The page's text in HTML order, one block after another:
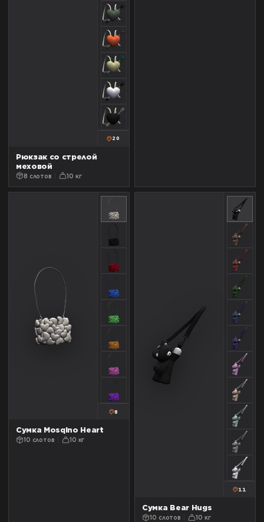
20
Рюкзак со стрелой
меховой
8 слотов 10 кг
8
Сумка Mosqino Heart
10 слотов 10 кг
11
Сумка Bear Hugs
10 слотов 10 кг